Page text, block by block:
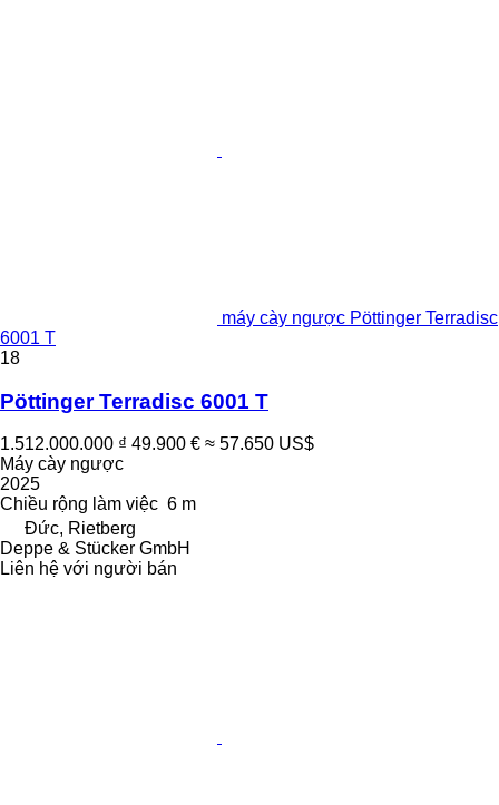
máy cày ngược Pöttinger Terradisc
6001 T
18
Pöttinger Terradisc 6001 T
1.512.000.000 ₫ 49.900 € ≈ 57.650 US$
Máy cày ngược
2025
Chiều rộng làm việc 6 m
Đức, Rietberg
Deppe & Stücker GmbH
Liên hệ với người bán